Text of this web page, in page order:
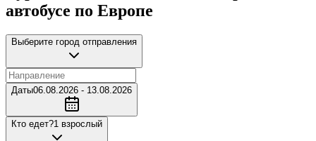
автобусе по Европе
Выберите город отправления
Даты06.08.2026 - 13.08.2026
Кто едет?1 взрослый